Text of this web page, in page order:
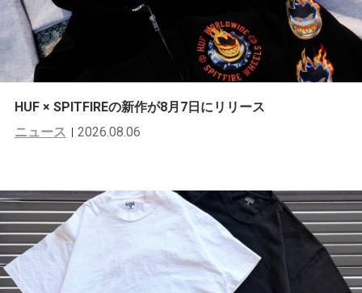
HUF × SPITFIREの新作が8月7日にリリース
ニュース
2026.08.06